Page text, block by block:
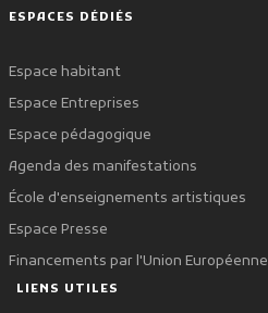
ESPACES DÉDIÉS
Espace habitant
Espace Entreprises
Espace pédagogique
Agenda des manifestations
École d'enseignements artistiques
Espace Presse
Financements par l'Union Européenne
LIENS UTILES